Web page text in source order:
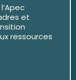
et
ressources